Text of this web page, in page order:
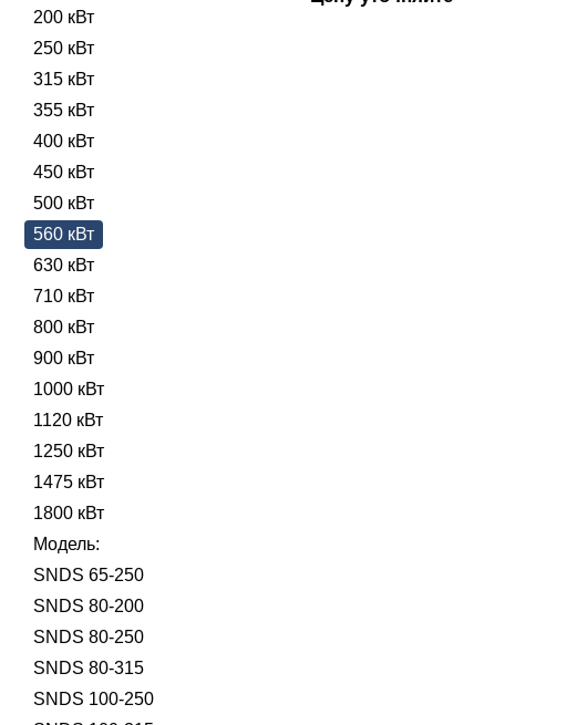
фланцевым подключением.
200 кВт
250 кВт
315 кВт
355 кВт
400 кВт
450 кВт
500 кВт
560 кВт
630 кВт
710 кВт
800 кВт
900 кВт
1000 кВт
1120 кВт
1250 кВт
1475 кВт
1800 кВт
Модель:
SNDS 65-250
SNDS 80-200
SNDS 80-250
SNDS 80-315
SNDS 100-250